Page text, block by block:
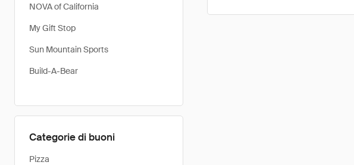
NOVA of California
My Gift Stop
Sun Mountain Sports
Build-A-Bear
Categorie di buoni
Pizza